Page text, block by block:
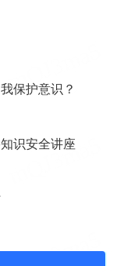
保护意识？
识安全讲座